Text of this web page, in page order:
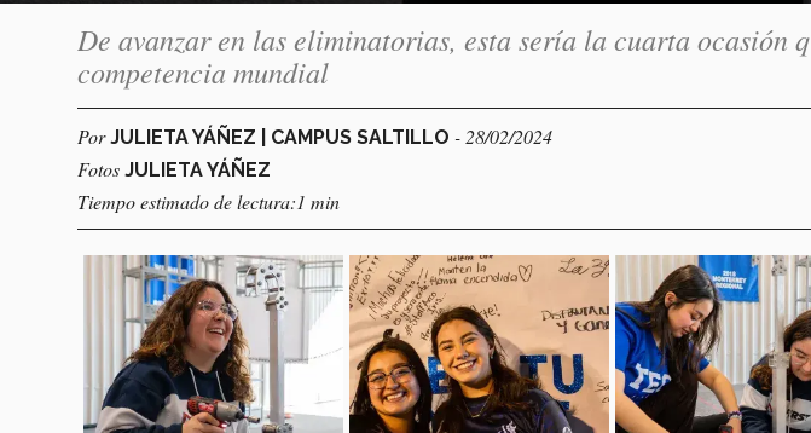
De avanzar en las eliminatorias, esta sería la cuarta ocasión
competencia mundial
PorJULIETA YÁÑEZ | CAMPUS SALTILLO - 28/02/2024
Fotos JULIETA YÁÑEZ
Tiempo estimado de lectura:1 min